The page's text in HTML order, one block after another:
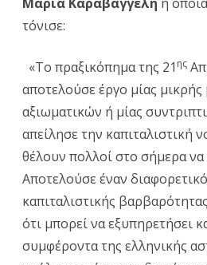
τόνισε:
«Το πραξικόπημα της 21 ης
αποτελούσε έργο μίας
αξιωματικών ή μίας
απείλησε την καπιταλιστική
θέλουν πολλοί στο σήμερα
Αποτελούσε έναν
καπιταλιστικής
ότι μπορεί να εξυπηρετήσει
συμφέροντα της ελληνικής